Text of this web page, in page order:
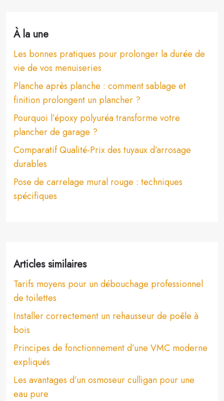
À la une
Les bonnes pratiques pour prolonger la durée de
vie de vos menuiseries
Planche après planche : comment sablage et
finition prolongent un plancher ?
Pourquoi l’époxy polyuréa transforme votre
plancher de garage ?
Comparatif Qualité-Prix des tuyaux d’arrosage
durables
Pose de carrelage mural rouge : techniques
spécifiques
Articles similaires
Tarifs moyens pour un débouchage professionnel
de toilettes
Installer correctement un rehausseur de poêle à
bois
Principes de fonctionnement d’une VMC moderne
expliqués
Les avantages d’un osmoseur culligan pour une
eau pure